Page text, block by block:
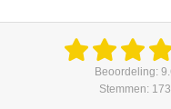
Beoordeling:
Stemmen: 173